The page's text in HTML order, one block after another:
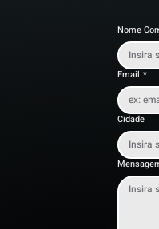
Nome
Email *
Cidade